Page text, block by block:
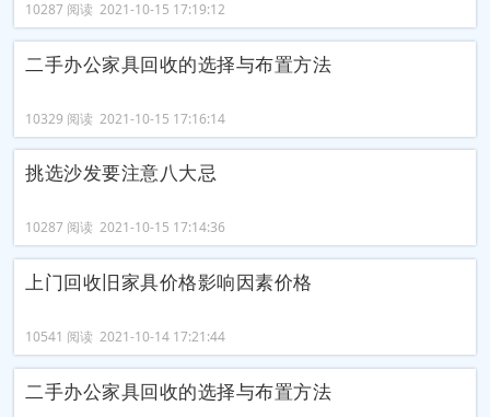
10287 阅读 2021-10-15 17:19:12
二手办公家具回收的选择与布置方法
10329 阅读 2021-10-15 17:16:14
挑选沙发要注意八大忌
10287 阅读 2021-10-15 17:14:36
上门回收旧家具价格影响因素价格
10541 阅读 2021-10-14 17:21:44
二手办公家具回收的选择与布置方法